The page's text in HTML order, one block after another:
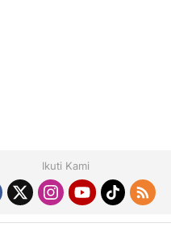
Ikuti Kami